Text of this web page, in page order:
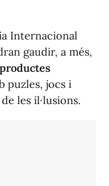
Internacional
gaudir, a més,
puzles, jocs i
les il·lusions.